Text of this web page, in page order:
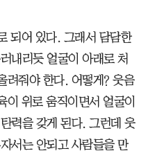
되어 있다. 그래서 담담한
내리듯 얼굴이 아래로 처
려줘야 한다. 어떻게? 웃음
이 위로 움직이면서 얼굴이
력을 갖게 된다. 그런데 웃
서는 안되고 사람들을 만